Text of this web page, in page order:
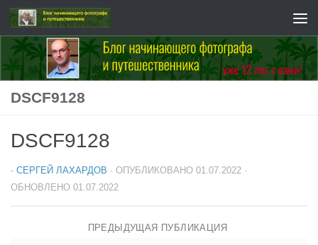
Перейти к содержимому
DSCF9128
DSCF9128
- СЕРГЕЙ ЛАХАРДОВ · ОПУБЛИКОВАНО 01.07.2022 ·
ОБНОВЛЕНО 01.07.2022
ПРЕДЫДУЩАЯ ПУБЛИКАЦИЯ